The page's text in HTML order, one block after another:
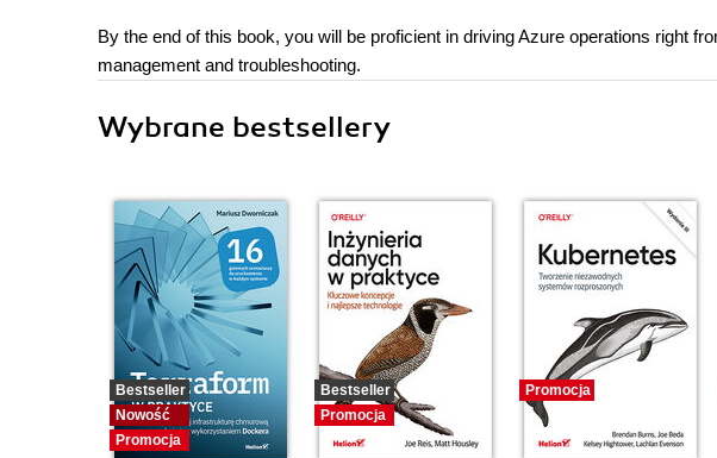
By the end of this book, you will be proficient in driving Azure operations right
management and troubleshooting.
Wybrane bestsellery
Bestseller
Nowość
Promocja
Bestseller
Promocja
Promocja